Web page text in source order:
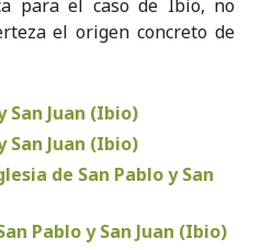
para el caso de Ibio, no
el origen concreto de